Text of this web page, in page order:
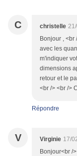
C christelle
Bonjour , <br
avec les
m'indiquer
dimensions
retour et le
<br /> <br />
Répondre
V Virginie 17/
Bonjour<br /